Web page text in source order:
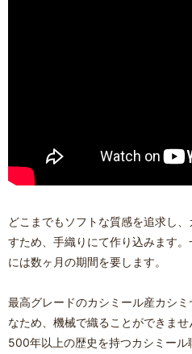
どこまでもソフトな質感を追求し
すため、手織りにて作り込みます
には数ヶ月の期間を要します。
最高グレードのカシミール産カシ
なため、機械で織ることができませ
500年以上の歴史を持つカシミー